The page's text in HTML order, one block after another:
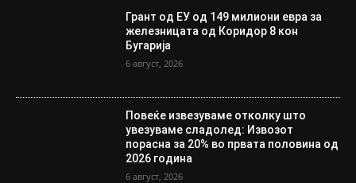
Грант од ЕУ од 149 милиони евра за
железницата од Коридор 8 кон
Бугарија
6 август, 2026
Повеќе извезуваме отколку што
увезуваме сладолед: Извозот
порасна за 20% во првата половина од
2026 година
6 август, 2026